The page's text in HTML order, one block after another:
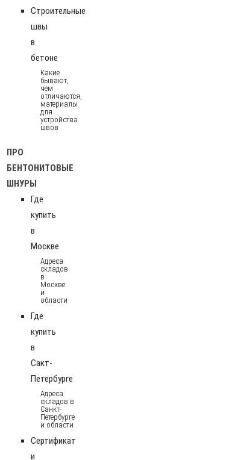
Строительные
швы
в
бетоне
Какие
бывают,
чем
отличаются,
материалы
для
устройства
швов
ПРО
БЕНТОНИТОВЫЕ
ШНУРЫ
Где
купить
в
Москве
Адреса
складов
в
Москве
и
области
Где
купить
в
Сакт-
Петербурге
Адреса
складов в
Санкт-
Петербурге
и области
Сертификат
и